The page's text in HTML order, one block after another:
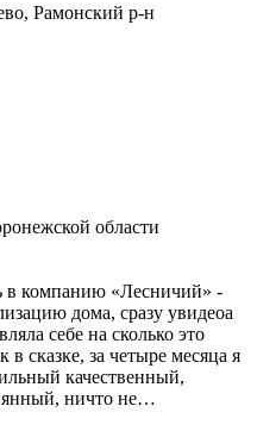
Рамонский р-н
области
в компанию «Лесничий» -
дома, сразу увидеоа
себе на сколько это
сказке, за четыре месяца я
качественный,
ничто не…